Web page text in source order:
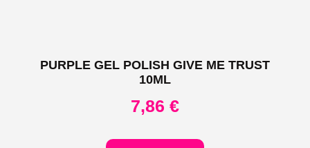
PURPLE GEL POLISH GIVE ME TRUST
10ML
7,86 €